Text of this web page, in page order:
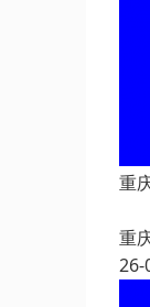
重
重
26-